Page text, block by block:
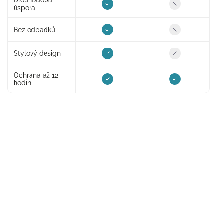
úspora
Bez odpadků
Stylový design
Ochrana až 12
hodin